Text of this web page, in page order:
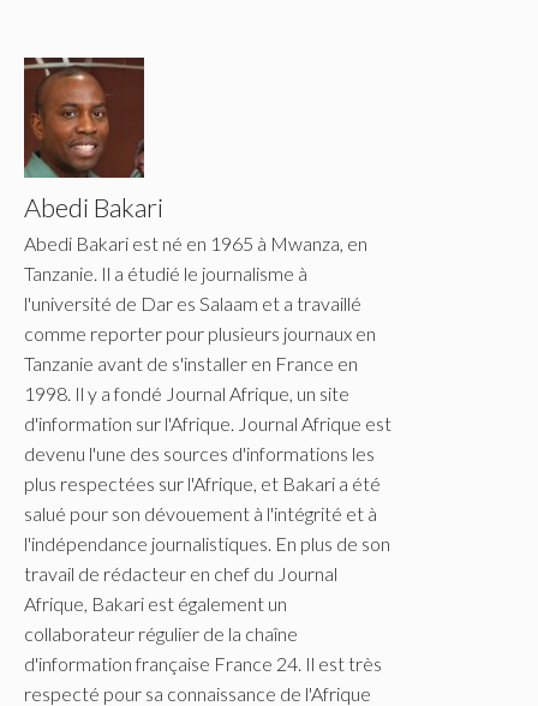
Abedi Bakari
Abedi Bakari est né en 1965 à Mwanza, en
Tanzanie. Il a étudié le journalisme à
l'université de Dar es Salaam et a travaillé
comme reporter pour plusieurs journaux en
Tanzanie avant de s'installer en France en
1998. Il y a fondé Journal Afrique, un site
d'information sur l'Afrique. Journal Afrique est
devenu l'une des sources d'informations les
plus respectées sur l'Afrique, et Bakari a été
salué pour son dévouement à l'intégrité et à
l'indépendance journalistiques. En plus de son
travail de rédacteur en chef du Journal
Afrique, Bakari est également un
collaborateur régulier de la chaîne
d'information française France 24. Il est très
respecté pour sa connaissance de l'Afrique